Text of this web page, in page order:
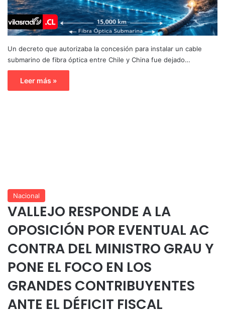
Un decreto que autorizaba la concesión para instalar un cable
submarino de fibra óptica entre Chile y China fue dejado…
Leer más »
Nacional
VALLEJO RESPONDE A LA
OPOSICIÓN POR EVENTUAL AC
CONTRA DEL MINISTRO GRAU Y
PONE EL FOCO EN LOS
GRANDES CONTRIBUYENTES
ANTE EL DÉFICIT FISCAL